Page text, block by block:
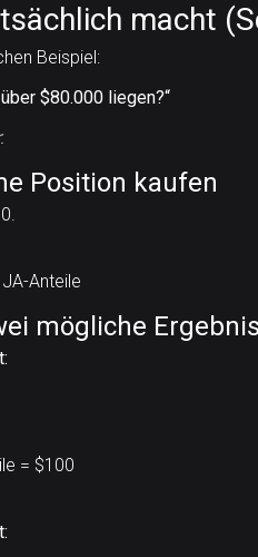
macht
Beispiel:
$80.000 liegen?“
Position kaufen
Anteile
mögliche
= $100